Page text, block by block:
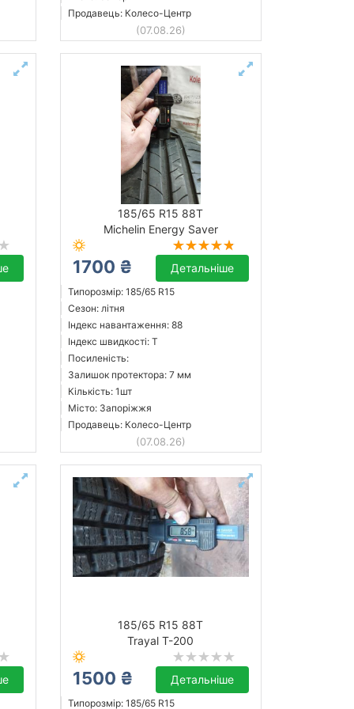
Продавець: Колесо-Центр
(07.08.26)
185/65 R15 88T
Michelin Energy Saver
1700 ₴ Детальніше
Типорозмір: 185/65 R15
Сезон: літня
Індекс навантаження: 88
Індекс швидкості: T
Посиленість:
Залишок протектора: 7 мм
Кількість: 1шт
Місто: Запоріжжя
Продавець: Колесо-Центр
(07.08.26)
185/65 R15 88T
Trayal T-200
1500 ₴ Детальніше
Типорозмір: 185/65 R15